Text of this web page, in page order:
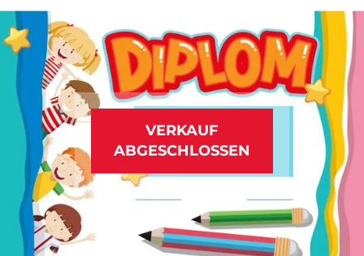
VERKAUF
ABGESCHLOSSEN